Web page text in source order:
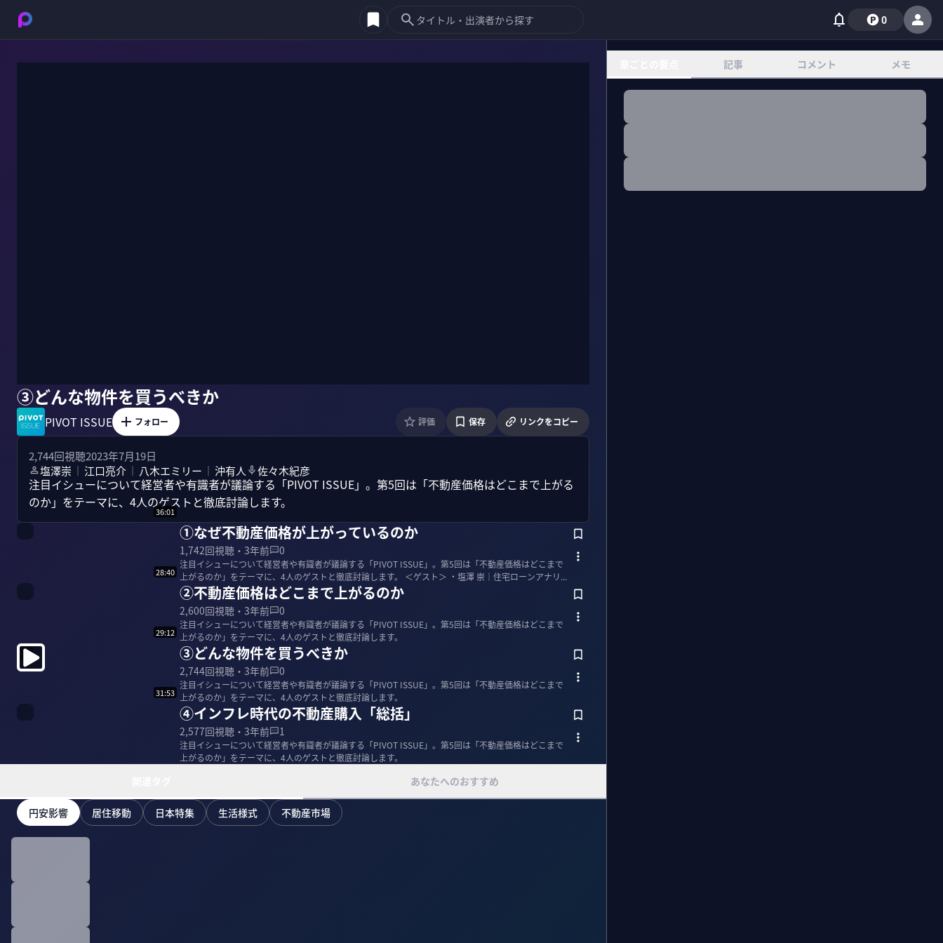
0
③どんな物件を買うべきか
PIVOT ISSUE フォロー 評価 保存 リンクをコピー
2,744回視聴2023年7月19日
塩澤崇 ｜ 江口亮介 ｜ 八木エミリー ｜ 沖有人 佐々木紀彦
注目イシューについて経営者や有識者が議論する「PIVOT ISSUE」。第5回は「不動産価格はどこまで上がる
のか」をテーマに、4人のゲストと徹底討論します。
36:01
①なぜ不動産価格が上がっているのか
1,742回視聴・ 3年前 0
注目イシューについて経営者や有識者が議論する「PIVOT ISSUE」。第5回は「不動産価格はどこまで
上がるのか」をテーマに、4人のゲストと徹底討論します。 ＜ゲスト＞ ・塩澤 崇｜住宅ローンアナリ...
28:40
②不動産価格はどこまで上がるのか
2,600回視聴・ 3年前 0
注目イシューについて経営者や有識者が議論する「PIVOT ISSUE」。第5回は「不動産価格はどこまで
上がるのか」をテーマに、4人のゲストと徹底討論します。
29:12
③どんな物件を買うべきか
2,744回視聴・ 3年前 0
注目イシューについて経営者や有識者が議論する「PIVOT ISSUE」。第5回は「不動産価格はどこまで
上がるのか」をテーマに、4人のゲストと徹底討論します。
31:53
④インフレ時代の不動産購入「総括」
2,577回視聴・ 3年前 1
注目イシューについて経営者や有識者が議論する「PIVOT ISSUE」。第5回は「不動産価格はどこまで
上がるのか」をテーマに、4人のゲストと徹底討論します。
あなたへのおすすめ
円安影響 居住移動 日本特集 生活様式 不動産市場
記事 コメント メモ